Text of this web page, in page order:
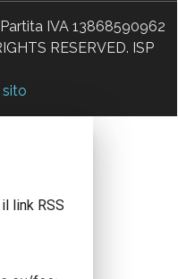
IVA 13868590962
RESERVED. ISP
sito
link RSS